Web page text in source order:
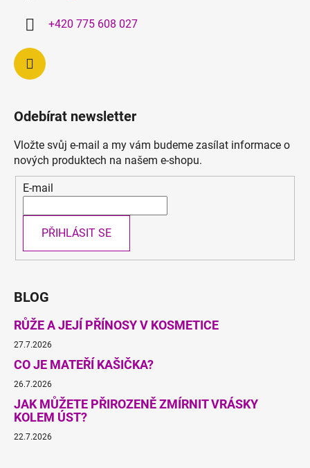
+420 775 608 027
Odebírat newsletter
Vložte svůj e-mail a my vám budeme zasílat informace o
nových produktech na našem e-shopu.
E-mail
PŘIHLÁSIT SE
BLOG
RŮŽE A JEJÍ PŘÍNOSY V KOSMETICE
27.7.2026
CO JE MATEŘÍ KAŠIČKA?
26.7.2026
JAK MŮŽETE PŘIROZENĚ ZMÍRNIT VRÁSKY
KOLEM ÚST?
22.7.2026